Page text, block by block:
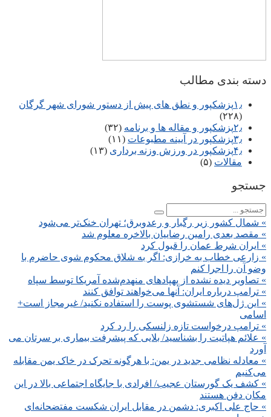
دسته بندی مطالب
۱٫پزشکپور و نطق های پیش از دستور شورای شهر گرگان
(۲۲۸)
۲٫پزشکپور و مقاله ها و برنامه
(۳۲)
۳٫پزشکپور در آیینه مطبوعات
(۱۱)
۴٫پزشکپور در ورزش وزنه برداری
(۱۳)
مقالات (۵)
جستجو
» شمال کشور زیر رگبار و رعدوبرق؛ تهران خنک‌تر می‌شود
» مقصد بعدی رامین رضاییان بالاخره معلوم شد
» ایران شرط عمان را قبول کرد
» زارعی خطاب به خرازی: اگر به شلاق محکوم شوی حاضرم با
وضو آن را اجرا کنم
» تصاویر دیده نشده از پهپادهای منهدم‌شده آمریکا توسط سپاه
» ترامپ درباره ایران: آنها می‌خواهند توافق کنند
» این ژل‌های شستشوی پوست را استفاده نکنید/ غیرمجاز است+
اسامی
» ترامپ درخواست تازه زلنسکی را رد کرد
» علائم هپاتیت را بشناسید/ بلایی که پیشرفت بیماری بر سرتان می
آورد
» معادله نظامی جدید در یمن: با هرگونه تحرک در خاک یمن مقابله
می‌کنیم
» کشف یک گورستان عجیب/ افرادی با جایگاه اجتماعی بالا در این
مکان دفن هستند
» حاج علی اکبری: دشمن در مقابل ایران شکست مفتضحانه‌ای